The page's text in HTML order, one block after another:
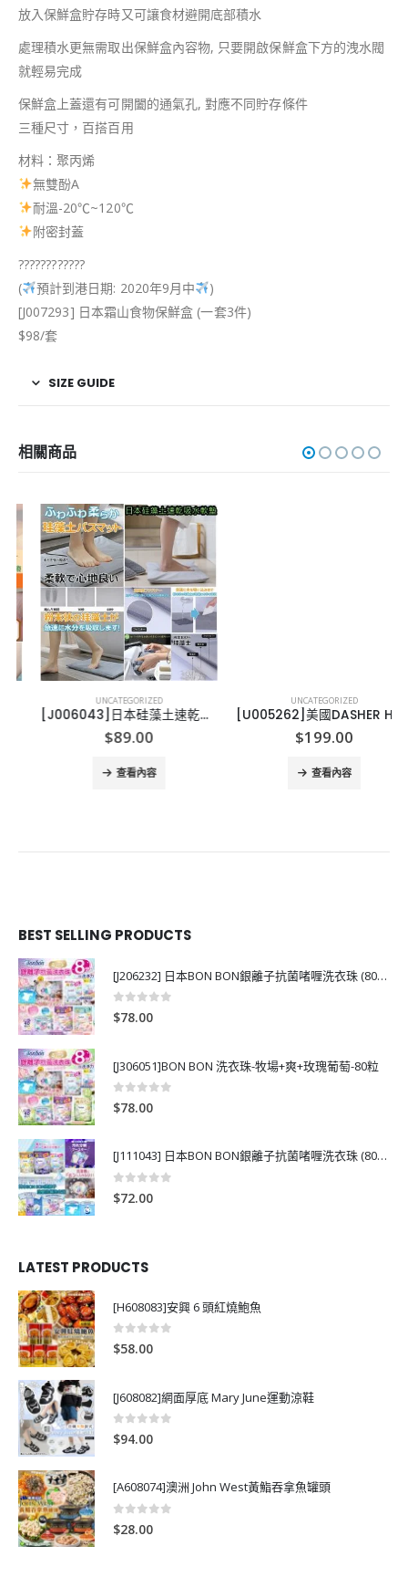
放入保鮮盒貯存時又可讓食材避開底部積水
處理積水更無需取出保鮮盒內容物, 只要開啟保鮮盒下方的洩水閥
就輕易完成
保鮮盒上蓋還有可開闔的通氣孔, 對應不同貯存條件
三種尺寸，百搭百用
材料：聚丙烯
無雙酚A
耐溫-20℃~120℃
附密封蓋
????????????
(
預計到港日期: 2020年9月中
)
[J007293] 日本霜山食物保鮮盒 (一套3件)
$98/套
SIZE GUIDE
相關商品
UNCATEGORIZED
[J006043]日本硅藻土速乾吸水軟墊
89.00
查看內容
UNCATEGORIZED
[U005262]美國DASHER HEPA 過濾手持吸塵機
199.00
查看內容
BEST SELLING PRODUCTS
[J206232] 日本BON BON銀離子抗菌啫喱洗衣珠 (80粒)
0out of 5
$78.00
[J306051]BON BON 洗衣珠-牧場+爽+玫瑰葡萄-80粒
0out of 5
$78.00
[J111043] 日本BON BON銀離子抗菌啫喱洗衣珠 (80粒)
0out of 5
$72.00
LATEST PRODUCTS
[H608083]安興 6 頭紅燒鮑魚
0out of 5
$58.00
[J608082]網面厚底 Mary June運動涼鞋
0 out of 5
$94.00
[A608074]澳洲 John West黃鮨吞拿魚罐頭
0 out of 5
$28.00